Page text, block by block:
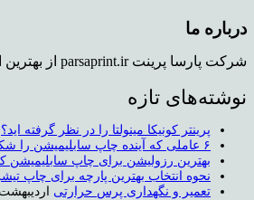
درباره ما
شرکت پارسا پرینت parsaprint.ir از بهترین ارائه دهندگان دستگاه چاپ روی تیشرت و دستگاه کپی استوک می باشد که دفتر فروش و همچنین نمایشگاهی برای محصولات در تهران دارد.
نوشته‌های تازه
پرینتر کونیکا مینولتا را در نظر گرفته اید؟
۶ عاملی که آینده چاپ سابلیمیشن را شکل می دهد
بهترین رزولیشن برای چاپ سابلیمیشن
نحوه انتخاب بهترین پارچه برای چاپ
تعمیر و نگهداری پرس حرارتی
اردیبهشت 23, 1402